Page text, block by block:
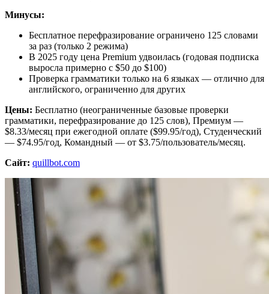
Минусы:
Бесплатное перефразирование ограничено 125 словами
за раз (только 2 режима)
В 2025 году цена Premium удвоилась (годовая подписка
выросла примерно с $50 до $100)
Проверка грамматики только на 6 языках — отлично для
английского, ограниченно для других
Цены: Бесплатно (неограниченные базовые проверки
грамматики, перефразирование до 125 слов), Премиум —
$8.33/месяц при ежегодной оплате ($99.95/год), Студенческий
— $74.95/год, Командный — от $3.75/пользователь/месяц.
Сайт: quillbot.com